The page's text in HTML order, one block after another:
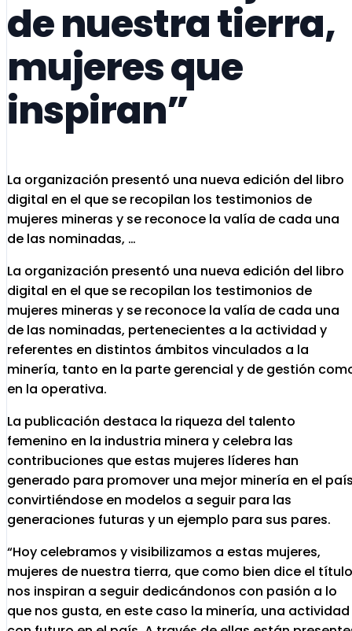
de nuestra tierra,
mujeres que
inspiran”
La organización presentó una nueva edición del libro
digital en el que se recopilan los testimonios de
mujeres mineras y se reconoce la valía de cada una
de las nominadas, …
La organización presentó una nueva edición del libro
digital en el que se recopilan los testimonios de
mujeres mineras y se reconoce la valía de cada una
de las nominadas, pertenecientes a la actividad y
referentes en distintos ámbitos vinculados a la
minería, tanto en la parte gerencial y de gestión
en la operativa.
La publicación destaca la riqueza del talento
femenino en la industria minera y celebra las
contribuciones que estas mujeres líderes han
generado para promover una mejor minería en el
convirtiéndose en modelos a seguir para las
generaciones futuras y un ejemplo para sus pares.
“Hoy celebramos y visibilizamos a estas mujeres,
mujeres de nuestra tierra, que como bien dice el título
nos inspiran a seguir dedicándonos con pasión a lo
que nos gusta, en este caso la minería, una actividad